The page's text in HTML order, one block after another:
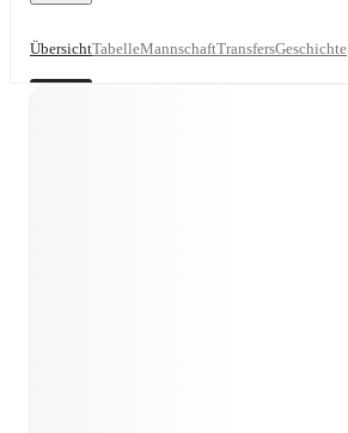
ÜbersichtTabelleMannschaftTransfersGeschichte